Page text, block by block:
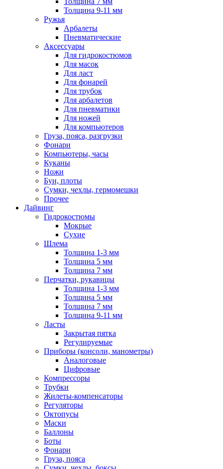
Толщина 9-11 мм
Ружья
Арбалеты
Пневматические
Аксессуары
Для гидрокостюмов
Для масок
Для ласт
Для фонарей
Для трубок
Для арбалетов
Для пневматики
Для ножей
Для компьютеров
Груза, пояса, разгрузки
Фонари
Компьютеры, часы
Куканы
Ножи
Буи, плоты
Сумки, чехлы, гермомешки
Прочее
Дайвинг
Гидрокостюмы
Мокрые
Сухие
Шлема
Толщина 1-3 мм
Толщина 5 мм
Толщина 7 мм
Перчатки, рукавицы
Толщина 1-3 мм
Толщина 5 мм
Толщина 7 мм
Толщина 9-11 мм
Ласты
Закрытая пятка
Регулируемые
Приборы (консоли, манометры)
Аналоговые
Цифровые
Компрессоры
Трубки
Жилеты-компенсаторы
Регуляторы
Октопусы
Маски
Баллоны
Боты
Фонари
Груза, пояса